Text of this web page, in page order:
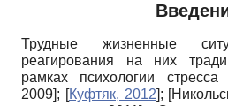
Трудные жизненные
реагирования на них
рамках психологии
2009]; [Куфтяк, 2012]; [